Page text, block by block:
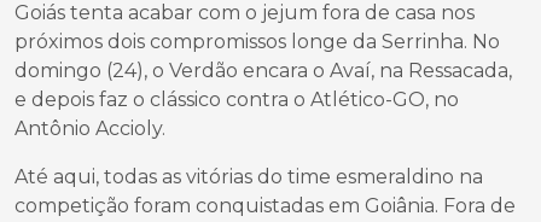
Goiás tenta acabar com o jejum fora de casa nos
próximos dois compromissos longe da Serrinha. No
domingo (24), o Verdão encara o Avaí, na Ressacada,
e depois faz o clássico contra o Atlético-GO, no
Antônio Accioly.
Até aqui, todas as vitórias do time esmeraldino na
competição foram conquistadas em Goiânia. Fora de